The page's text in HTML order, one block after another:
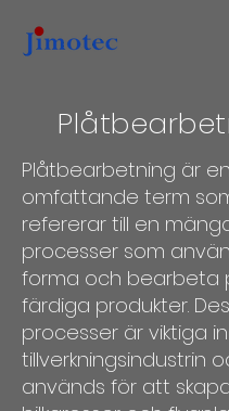
Plåtbearbetning är en
omfattande term
refererar till en
processer som
forma och bearbeta
färdiga produkter.
processer är viktiga
tillverkningsindustrin
används för att